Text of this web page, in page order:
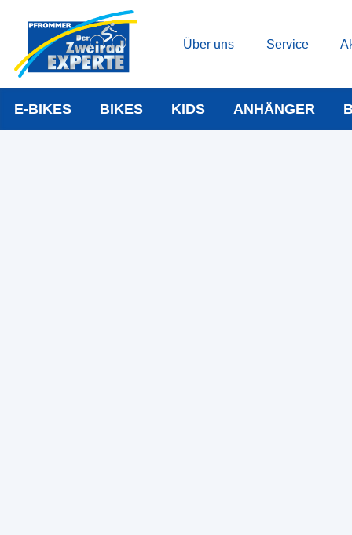
Über uns Service
E-BIKES BIKES KIDS ANHÄNGER